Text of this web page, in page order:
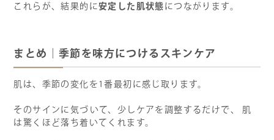
これらが、結果的に安定した肌状態 につながります。
まとめ｜季節を味方につけるスキンケア
肌は、季節の変化を1番最初に感じ取ります。
そのサインに気づいて、少しケアを調整するだけで、 肌
は驚くほど落ち着いてくれます。